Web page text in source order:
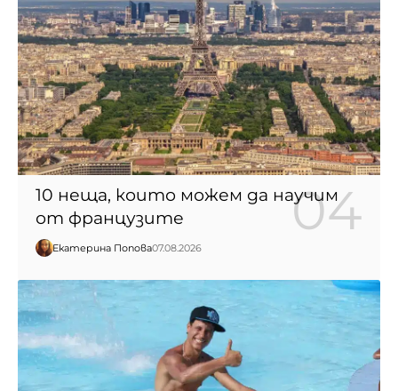
10 неща, които можем да научим
от французите
Екатерина Попова07.08.2026